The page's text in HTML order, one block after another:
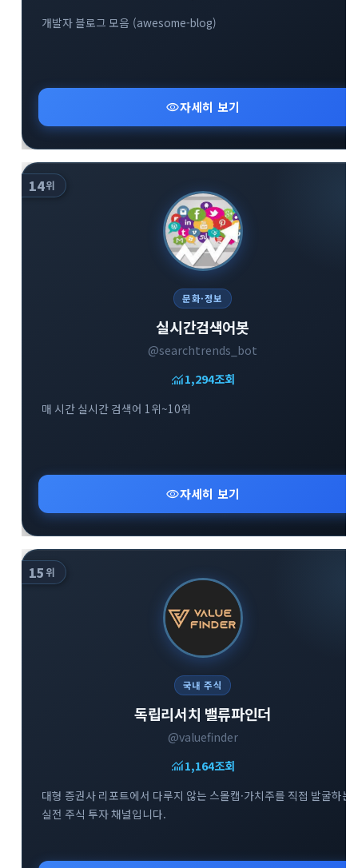
개발자 블로그 모음 (awesome-blog)
visibility자세히 보기
14위
문화·정보
실시간검색어봇
@searchtrends_bot
monitoring1,294조회
매 시간 실시간 검색어 1위~10위
visibility자세히 보기
15 위
국내 주식
독립리서치 밸류파인더
@valuefinder
monitoring1,164조회
대형 증권사 리포트에서 다루지 않는 스몰캡·가치주를 직접 발굴하는
실전 주식 투자 채널입니다.